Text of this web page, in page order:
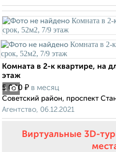
1
Комната в 2-к квартире, на
этаж
5 000 ₽ в месяц
Советский район, проспект
Агентство, 06.12.2021
Виртуальные 3D-